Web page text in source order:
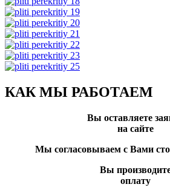
КАК МЫ РАБОТАЕМ
Вы оставляете
на сайте
Мы согласовываем с Вами
Вы
оплату